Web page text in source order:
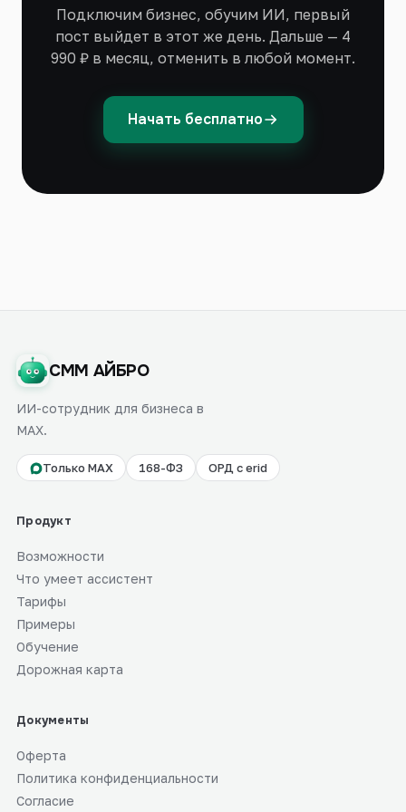
Подключим бизнес, обучим ИИ, первый
пост выйдет в этот же день. Дальше — 4
990 ₽ в месяц, отменить в любой момент.
Начать бесплатно
СММ АЙБРО
ИИ-сотрудник для бизнеса в
MAX.
Только MAX 168-ФЗ ОРД с erid
Продукт
Возможности
Что умеет ассистент
Тарифы
Примеры
Обучение
Дорожная карта
Документы
Оферта
Политика конфиденциальности
Согласие